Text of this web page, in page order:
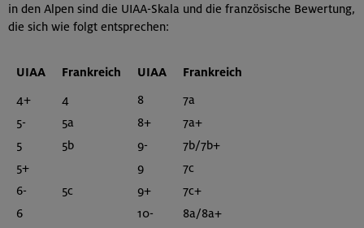
in den Alpen sind die UIAA-Skala und die französische Bewertung,
die sich wie folgt entsprechen:
UIAA Frankreich UIAA
Frankreich
4+
4 8
7a
5-
5a 8+
7a+
5
5b 9-
7b/7b+
5+
9
7c
6-
5c 9+
7c+
6
10-
8a/8a+